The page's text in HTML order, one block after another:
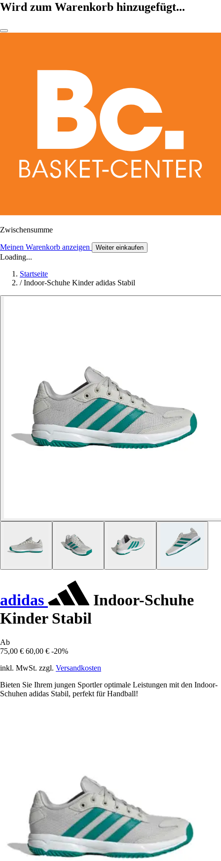
Wird zum Warenkorb hinzugefügt...
Zwischensumme
Meinen Warenkorb anzeigen Weiter einkaufen
Loading...
Startseite
/ Indoor-Schuhe Kinder adidas Stabil
adidas
Indoor-Schuhe
Kinder Stabil
Ab
75,00 € 60,00 € -20%
inkl. MwSt. zzgl. Versandkosten
Bieten Sie Ihrem jungen Sportler optimale Leistungen mit den Indoor-
Schuhen adidas Stabil, perfekt für Handball!